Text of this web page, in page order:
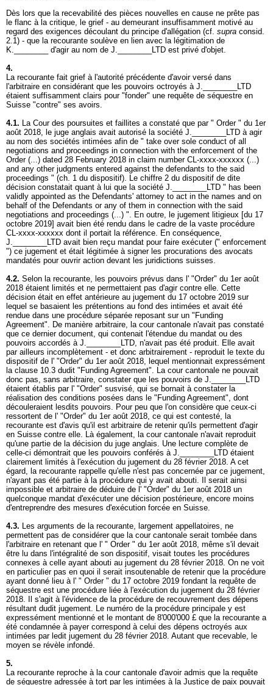
Dès lors que la recevabilité des pièces nouvelles en cause ne prête pas
le flanc à la critique, le grief - au demeurant insuffisamment motivé au
regard des exigences découlant du principe d'allégation (cf. supra consid.
2.1) - que la recourante soulève en lien avec la légitimation de
K.________ d'agir au nom de J.________LTD est privé d'objet.
4.
La recourante fait grief à l'autorité précédente d'avoir versé dans
l'arbitraire en considérant que les pouvoirs octroyés à J.________LTD
étaient suffisamment clairs pour "fonder" une requête de séquestre en
Suisse "contre" ses avoirs.
4.1. La Cour des poursuites et faillites a constaté que par " Order " du 1er
août 2018, le juge anglais avait autorisé la société J.________LTD à agir
au nom des sociétés intimées afin de " take over sole conduct of all
negotiations and proceedings in connection with the enforcement of the
Order (...) dated 28 February 2018 in claim number CL-xxxx-xxxxxx (...)
and any other judgments entered against the defendants to the said
proceedings " (ch. 1 du dispositif). Le chiffre 2 du dispositif de dite
décision constatait quant à lui que la société J.________LTD " has been
validly appointed as the Defendants' attorney to act in the names and on
behalf of the Defendants or any of them in connection with the said
negotiations and proceedings (...) ". En outre, le jugement litigieux [du 17
octobre 2019] avait bien été rendu dans le cadre de la vaste procédure
CL-xxxx-xxxxxx dont il portait la référence. En conséquence,
J.________LTD avait bien reçu mandat pour faire exécuter (" enforcement
") ce jugement et était légitimée à signer les procurations des avocats
mandatés pour ouvrir action devant les juridictions suisses.
4.2. Selon la recourante, les pouvoirs prévus dans l' "Order" du 1er août
2018 étaient limités et ne permettaient pas d'agir contre elle. Cette
décision était en effet antérieure au jugement du 17 octobre 2019 sur
lequel se basaient les prétentions au fond des intimées et avait été
rendue dans une procédure séparée reposant sur un "Funding
Agreement". De manière arbitraire, la cour cantonale n'avait pas constaté
que ce dernier document, qui contenait l'étendue du mandat ou des
pouvoirs accordés à J.________LTD, n'avait pas été produit. Elle avait
par ailleurs incomplètement - et donc arbitrairement - reproduit le texte du
dispositif de l' "Order" du 1er août 2018, lequel mentionnait expressément
la clause 10.3 dudit "Funding Agreement". La cour cantonale ne pouvait
donc pas, sans arbitraire, constater que les pouvoirs de J.________LTD
étaient établis par l' "Order" susvisé, qui se bornait à constater la
réalisation des conditions posées dans le "Funding Agreement", dont
découleraient lesdits pouvoirs. Pour peu que l'on considère que ceux-ci
ressortent de l' "Order" du 1er août 2018, ce qui est contesté, la
recourante est d'avis qu'il est arbitraire de retenir qu'ils permettent d'agir
en Suisse contre elle. Là également, la cour cantonale n'avait reproduit
qu'une partie de la décision du juge anglais. Une lecture complète de
celle-ci démontrait que les pouvoirs conférés à J.________LTD étaient
clairement limités à l'exécution du jugement du 28 février 2018. A cet
égard, la recourante rappelle qu'elle n'est pas concernée par ce jugement,
n'ayant pas été partie à la procédure qui y avait abouti. Il serait ainsi
impossible et arbitraire de déduire de l' "Order" du 1er août 2018 un
quelconque mandat d'exécuter une décision postérieure, encore moins
d'entreprendre des mesures d'exécution forcée en Suisse.
4.3. Les arguments de la recourante, largement appellatoires, ne
permettent pas de considérer que la cour cantonale serait tombée dans
l'arbitraire en retenant que l' " Order " du 1er août 2018, même s'il devait
être lu dans l'intégralité de son dispositif, visait toutes les procédures
connexes à celle ayant abouti au jugement du 28 février 2018. On ne voit
en particulier pas en quoi il serait insoutenable de retenir que la procédure
ayant donné lieu à l' " Order " du 17 octobre 2019 fondant la requête de
séquestre est une procédure liée à l'exécution du jugement du 28 février
2018. Il s'agit à l'évidence de la procédure de recouvrement des dépens
résultant dudit jugement. Le numéro de la procédure principale y est
expressément mentionné et le montant de 8'000'000 £ que la recourante a
été condamnée à payer correspond à celui des dépens octroyés aux
intimées par ledit jugement du 28 février 2018. Autant que recevable, le
moyen se révèle infondé.
5.
La recourante reproche à la cour cantonale d'avoir admis que la requête
de séquestre adressée à tort par les intimées à la Justice de paix pouvait